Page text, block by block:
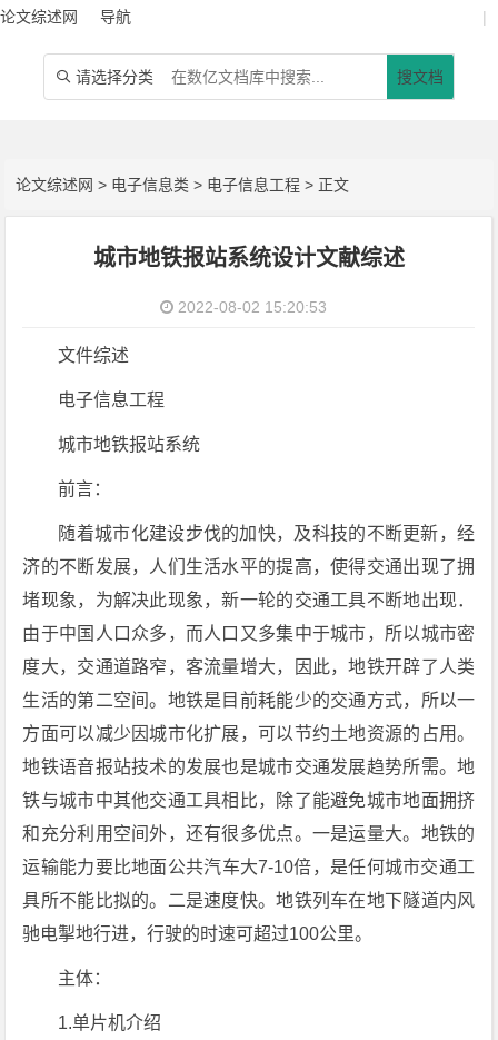
论文综述网 导航 |
 请选择分类 搜文档
论文综述网 > 电子信息类 > 电子信息工程 > 正文
城市地铁报站系统设计文献综述
2022-08-02 15:20:53
文件综述
电子信息工程
城市地铁报站系统
前言：
随着城市化建设步伐的加快，及科技的不断更新，经
济的不断发展，人们生活水平的提高，使得交通出现了拥
堵现象，为解决此现象，新一轮的交通工具不断地出现．
由于中国人口众多，而人口又多集中于城市，所以城市密
度大，交通道路窄，客流量增大，因此，地铁开辟了人类
生活的第二空间。地铁是目前耗能少的交通方式，所以一
方面可以减少因城市化扩展，可以节约土地资源的占用。
地铁语音报站技术的发展也是城市交通发展趋势所需。地
铁与城市中其他交通工具相比，除了能避免城市地面拥挤
和充分利用空间外，还有很多优点。一是运量大。地铁的
运输能力要比地面公共汽车大7-10倍，是任何城市交通工
具所不能比拟的。二是速度快。地铁列车在地下隧道内风
驰电掣地行进，行驶的时速可超过100公里。
主体：
1.单片机介绍